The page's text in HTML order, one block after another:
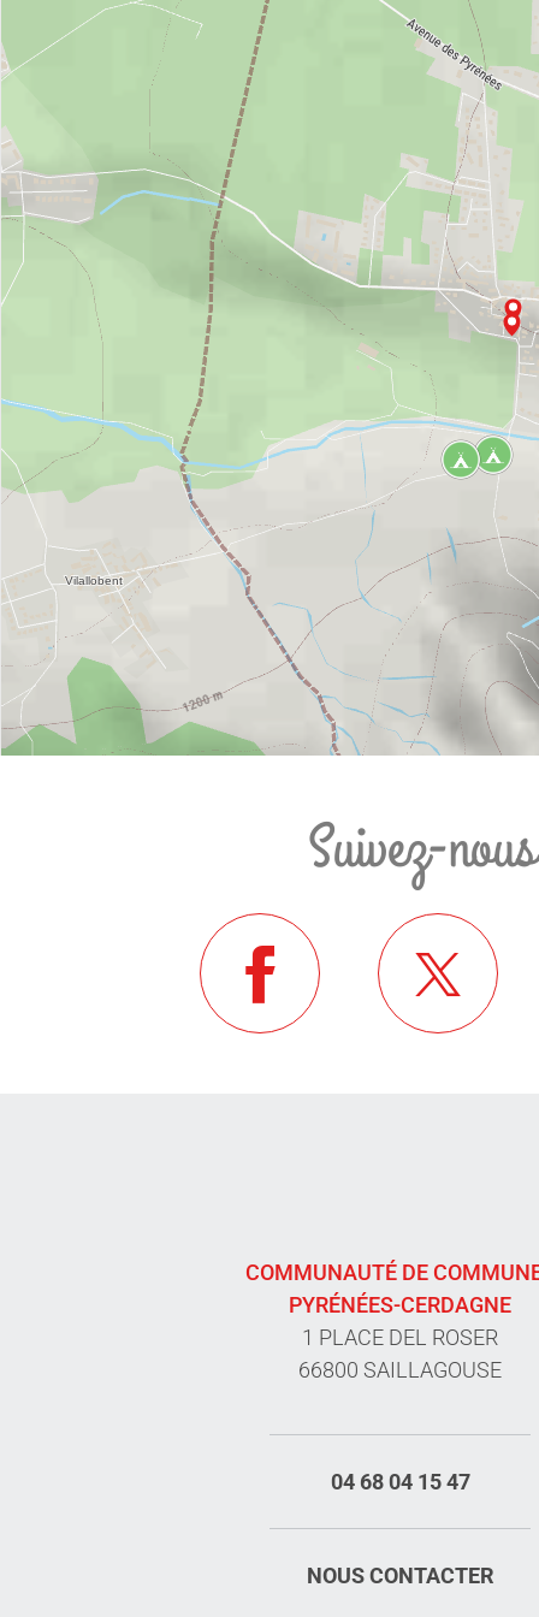
Suivez-
COMMUNAUTÉ DE
PYRÉNÉES-CERDAGNE
1 PLACE DEL ROSER
66800 SAILLAGOUSE
04 68 04 15 47
NOUS CONTACTER